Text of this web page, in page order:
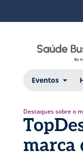
Eventos
Destaques sobre o
marca